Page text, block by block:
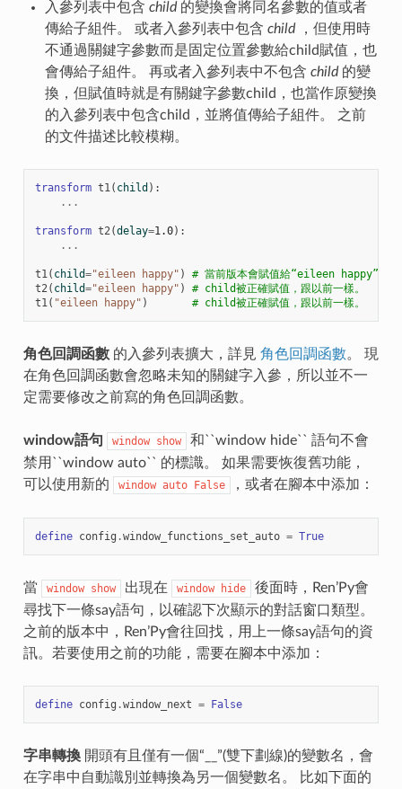
入參列表中包含 child的變換會將同名參數的值或者
傳給子組件。 或者入參列表中包含 child，但使用時
不通過關鍵字參數而是固定位置參數給child賦值，也
會傳給子組件。 再或者入參列表中不包含 child的變
換，但賦值時就是有關鍵字參數child，也當作原變換
的入參列表中包含child，並將值傳給子組件。 之前
的文件描述比較模糊。
transform t1( child ):
...
transform t2(delay=1.0):
...
t1( child="eileen happy" )
# 當前版本會賦值給“eileen happy”的子
t2( child="eileen happy" )
# child被正確賦值，跟以前一樣。
t1( "eileen happy" ) # child被正確賦值，跟以前一樣。
角色回調函數的入參列表擴大，詳見 角色回調函數。 現
在角色回調函數會忽略未知的關鍵字入參，所以並不一
定需要修改之前寫的角色回調函數。
window語句 window show
和``window hide`` 語句不會
禁用``window auto`` 的標識。 如果需要恢復舊功能，
可以使用新的
window auto False ，或者在腳本中添加：
define config .window_functions_set_auto = True
當 window show 出現在 window hide
後面時，Ren’Py會
尋找下一條say語句，以確認下次顯示的對話窗口類型。
之前的版本中，Ren’Py會往回找，用上一條say語句的資
訊。若要使用之前的功能，需要在腳本中添加：
define config .window_next = False
字串轉換開頭有且僅有一個“__”(雙下劃線)的變數名，會
在字串中自動識別並轉換為另一個變數名。 比如下面的